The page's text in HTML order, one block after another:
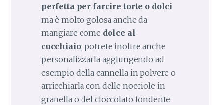
perfetta per farcire torte o dolci
ma è molto golosa anche da
mangiare come dolce al
cucchiaio; potrete inoltre anche
personalizzarla aggiungendo ad
esempio della cannella in polvere o
arricchiarla con delle nocciole in
granella o del cioccolato fondente